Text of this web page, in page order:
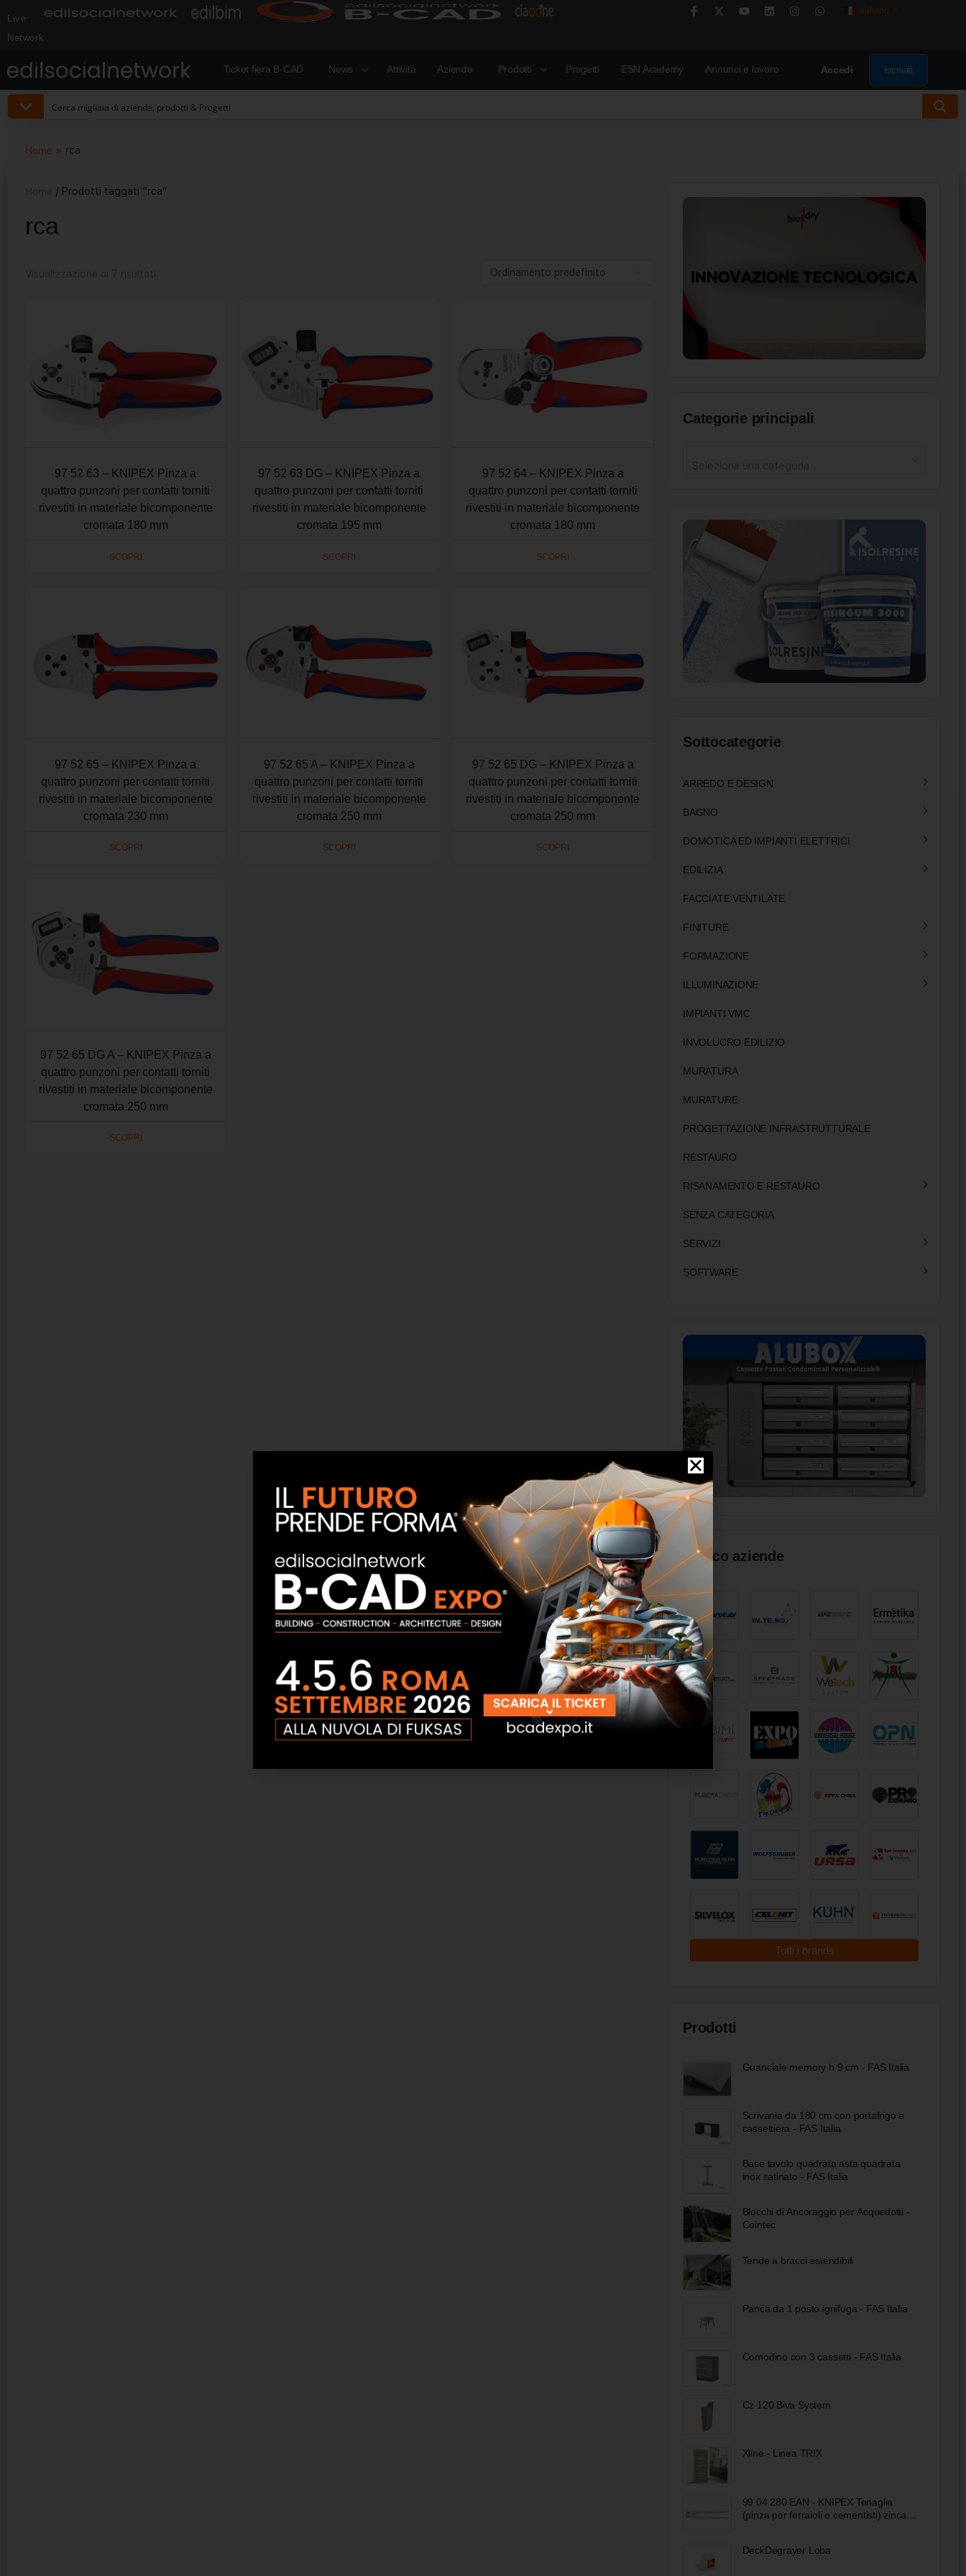
Live
Network
Italiano
Ticket fiera B-CAD News Attività Aziende Prodotti Progetti ESN Academy Annunci e lavoro Accedi Iscriviti
Home » rca
/ Prodotti taggati “rca”
rca
97 52 63 – KNIPEX Pinza a
quattro punzoni per contatti torniti
rivestiti in materiale bicomponente
cromata 180 mm
SCOPRI
97 52 63 DG – KNIPEX Pinza a
quattro punzoni per contatti torniti
rivestiti in materiale bicomponente
cromata 195 mm
SCOPRI
97 52 64 – KNIPEX Pinza a
quattro punzoni per contatti torniti
rivestiti in materiale bicomponente
cromata 180 mm
SCOPRI
97 52 65 – KNIPEX Pinza a
quattro punzoni per contatti torniti
rivestiti in materiale bicomponente
cromata 230 mm
SCOPRI
97 52 65 A – KNIPEX Pinza a
quattro punzoni per contatti torniti
rivestiti in materiale bicomponente
cromata 250 mm
SCOPRI
97 52 65 DG – KNIPEX Pinza a
quattro punzoni per contatti torniti
rivestiti in materiale bicomponente
cromata 250 mm
SCOPRI
97 52 65 DG A – KNIPEX Pinza a
quattro punzoni per contatti torniti
rivestiti in materiale bicomponente
cromata 250 mm
SCOPRI
Categorie principali
Sottocategorie
ARREDO E DESIGN
BAGNO
DOMOTICA ED IMPIANTI ELETTRICI
EDILIZIA
FACCIATE VENTILATE
FINITURE
FORMAZIONE
ILLUMINAZIONE
IMPIANTI VMC
INVOLUCRO EDILIZIO
MURATURA
MURATURE
PROGETTAZIONE INFRASTRUTTURALE
RESTAURO
RISANAMENTO E RESTAURO
SENZA CATEGORIA
SERVIZI
SOFTWARE
Elenco aziende
Tutti i brands
Prodotti
Guanciale memory h 9 cm - FAS Italia
Scrivania da 180 cm con portafrigo e
cassettiera - FAS Italia
Base tavolo quadrata asta quadrata
inox satinato - FAS Italia
Blocchi di Ancoraggio per Acquedotti -
Cointec
Tende a bracci estendibili
Panca da 1 posto ignifuga - FAS Italia
Comodino con 3 cassetti - FAS Italia
Cz 120 Biva System
Xline - Linea TRIX
99 04 280 EAN - KNIPEX Tenaglia
(pinza per ferraioli e cementisti) zincata
DeckDegrayer Loba